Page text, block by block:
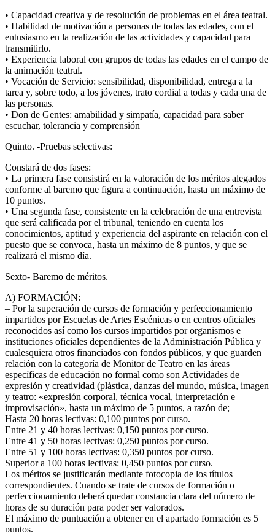
• Capacidad creativa y de resolución de problemas en el área teatral.
• Habilidad de motivación a personas de todas las edades, con el
entusiasmo en la realización de las actividades y capacidad para
transmitirlo.
• Experiencia laboral con grupos de todas las edades en el campo de
la animación teatral.
• Vocación de Servicio: sensibilidad, disponibilidad, entrega a la
tarea y, sobre todo, a los jóvenes, trato cordial a todas y cada una de
las personas.
• Don de Gentes: amabilidad y simpatía, capacidad para saber
escuchar, tolerancia y comprensión
Quinto. -Pruebas selectivas:
Constará de dos fases:
• La primera fase consistirá en la valoración de los méritos alegados
conforme al baremo que figura a continuación, hasta un máximo de
10 puntos.
• Una segunda fase, consistente en la celebración de una entrevista
que será calificada por el tribunal, teniendo en cuenta los
conocimientos, aptitud y experiencia del aspirante en relación con el
puesto que se convoca, hasta un máximo de 8 puntos, y que se
realizará el mismo día.
Sexto- Baremo de méritos.
A) FORMACIÓN:
– Por la superación de cursos de formación y perfeccionamiento
impartidos por Escuelas de Artes Escénicas o en centros oficiales
reconocidos así como los cursos impartidos por organismos e
instituciones oficiales dependientes de la Administración Pública y
cualesquiera otros financiados con fondos públicos, y que guarden
relación con la categoría de Monitor de Teatro en las áreas
específicas de educación no formal como son Actividades de
expresión y creatividad (plástica, danzas del mundo, música, imagen
y teatro: «expresión corporal, técnica vocal, interpretación e
improvisación», hasta un máximo de 5 puntos, a razón de;
Hasta 20 horas lectivas: 0,100 puntos por curso.
Entre 21 y 40 horas lectivas: 0,150 puntos por curso.
Entre 41 y 50 horas lectivas: 0,250 puntos por curso.
Entre 51 y 100 horas lectivas: 0,350 puntos por curso.
Superior a 100 horas lectivas: 0,450 puntos por curso.
Los méritos se justificarán mediante fotocopia de los títulos
correspondientes. Cuando se trate de cursos de formación o
perfeccionamiento deberá quedar constancia clara del número de
horas de su duración para poder ser valorados.
El máximo de puntuación a obtener en el apartado formación es 5
puntos.